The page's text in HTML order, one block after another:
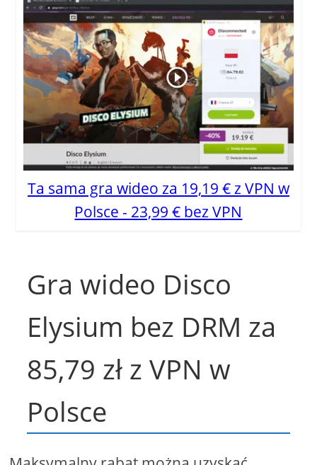
Ta sama gra wideo za 19,19 € z VPN w
Polsce - 23,99 € bez VPN
Gra wideo Disco
Elysium bez DRM za
85,79 zł z VPN w
Polsce